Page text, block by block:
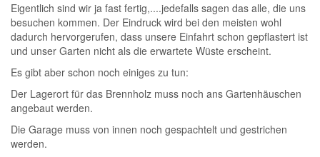
Eigentlich sind wir ja fast fertig,....jedefalls sagen das alle, die uns
besuchen kommen. Der Eindruck wird bei den meisten wohl
dadurch hervorgerufen, dass unsere Einfahrt schon gepflastert ist
und unser Garten nicht als die erwartete Wüste erscheint.
Es gibt aber schon noch einiges zu tun:
Der Lagerort für das Brennholz muss noch ans Gartenhäuschen
angebaut werden.
Die Garage muss von innen noch gespachtelt und gestrichen
werden.